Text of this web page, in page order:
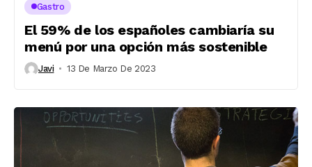
Gastro
El 59% de los españoles cambiaría su
menú por una opción más sostenible
Javi 13 De Marzo De 2023